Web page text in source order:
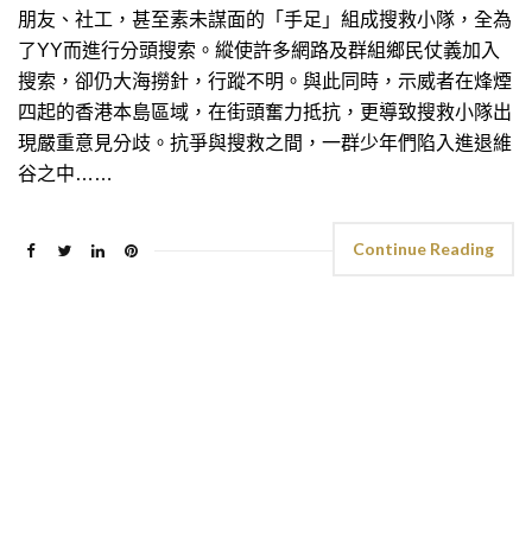
朋友、社工，甚至素未謀面的「手足」組成搜救小隊，全為
了YY而進行分頭搜索。縱使許多網路及群組鄉民仗義加入
搜索，卻仍大海撈針，行蹤不明。與此同時，示威者在烽煙
四起的香港本島區域，在街頭奮力抵抗，更導致搜救小隊出
現嚴重意見分歧。抗爭與搜救之間，一群少年們陷入進退維
谷之中……
Continue Reading